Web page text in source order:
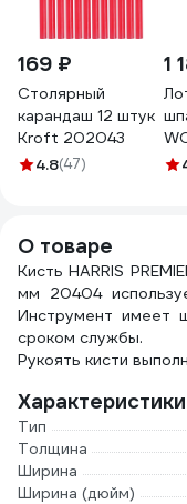
169 ₽
Столярный
карандаш 12 штук
Kroft 202043
4.8(47)
1
О товаре
Кисть HARRIS
мм 20404
Инструмент имеет
сроком службы.
Рукоять кисти
Характеристики
Тип
Толщина
Ширина
Ширина (дюйм)